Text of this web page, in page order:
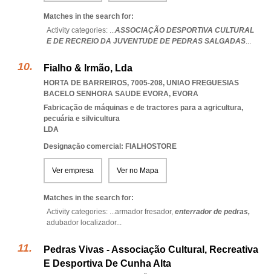
Matches in the search for:
Activity categories: ...ASSOCIAÇÃO DESPORTIVA CULTURAL
E DE RECREIO DA JUVENTUDE DE PEDRAS SALGADAS...
Fialho & Irmão, Lda
HORTA DE BARREIROS, 7005-208, UNIAO FREGUESIAS
BACELO SENHORA SAUDE EVORA, EVORA
Fabricação de máquinas e de tractores para a agricultura,
pecuária e silvicultura
LDA
Designação comercial: FIALHOSTORE
Ver empresa Ver no Mapa
Matches in the search for:
Activity categories: ...armador fresador, enterrador de pedras,
adubador localizador...
Pedras Vivas - Associação Cultural, Recreativa
E Desportiva De Cunha Alta